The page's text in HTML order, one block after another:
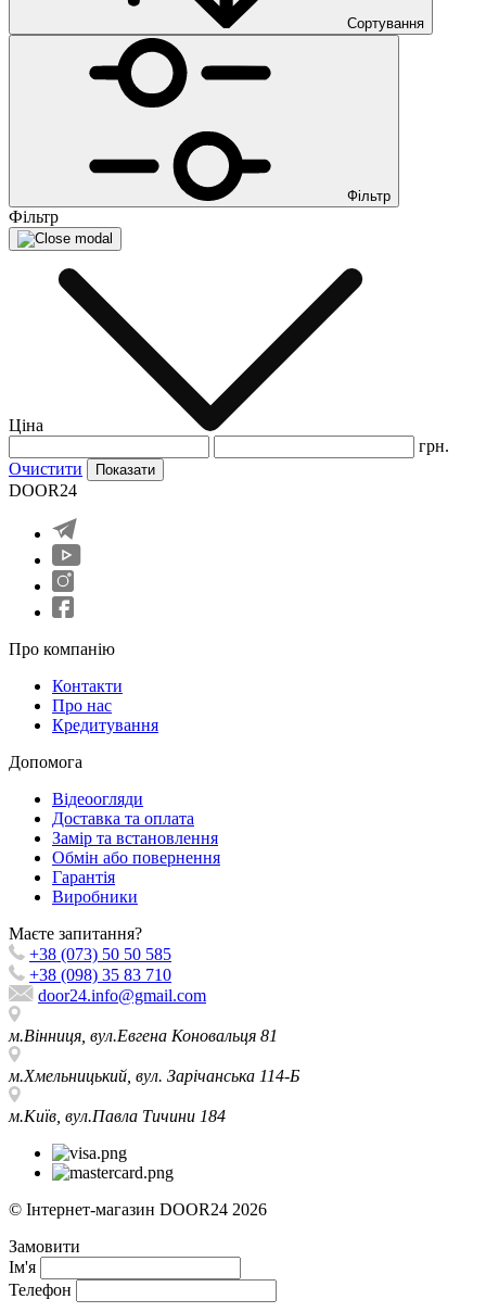
Сортування
Фільтр
Фільтр
Ціна
грн.
Очистити
Показати
DOOR24
Про компанію
Контакти
Про нас
Кредитування
Допомога
Відеоогляди
Доставка та оплата
Замір та встановлення
Обмін або повернення
Гарантія
Виробники
Маєте запитання?
+38 (073) 50 50 585
+38 (098) 35 83 710
door24.info@gmail.com
м.Вінниця, вул.Евгена Коновальця 81
м.Хмельницький, вул. Зарічанська 114-Б
м.Київ, вул.Павла Тичини 184
© Інтернет-магазин DOOR24 2026
Замовити
Ім'я
Телефон